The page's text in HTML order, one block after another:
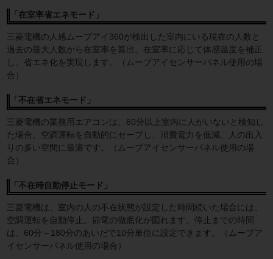
「在室率省エネモード」
三菱電機の人感ムーブアイ360が検出した室内にいる現在の人数と
過去の最大人数から在室率を算出。在室率に応じて体感温度を補正
し、省エネ化を実現します。（ムーブアイセンサーパネル使用の場
合）
「不在省エネモード」
三菱電機の業務用エアコンは、60分以上室内に人がいないと検知し
た場合、空調運転を自動的にセーブし、消費電力を低減、人の出入
りの多い空間に最適です。（ムーブアイセンサーパネル使用の場
合）
「不在時自動停止モード」
三菱電機は、室内の人の不在状態が設定した時間続いた場合には、
空調運転を自動停止。節電の徹底化が図れます。停止までの時間
は、60分～180分のあいだで10分単位に設定できます。（ムーブア
イセンサーパネル使用の場合）